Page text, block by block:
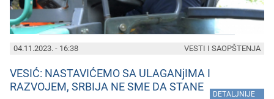
04.11.2023. - 16:38
VESIĆ: NASTAVIĆEMO SA ULAGANjIMA I
RAZVOJEM, SRBIJA NE SME DA STANE
DETALJNIJE
VESTI I SAOPŠTENJA